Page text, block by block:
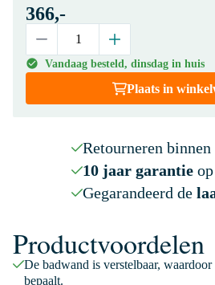
366,-
Vandaag besteld, dinsdag in huis
Plaats in
Retourneren binnen
10 jaar garantieop
Gegarandeerd de
Productvoordelen
De badwand is verstelbaar,
bepaalt.